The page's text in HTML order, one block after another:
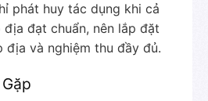
phát huy tác dụng khi cả
đạt chuẩn, nên lắp đặt
và nghiệm thu đầy đủ.